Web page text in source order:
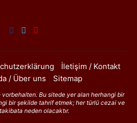
İletişim / Kontakt
/ Über uns
Sitemap
Bu sitede yer alan herhangi bir
bir şekilde tahrif etmek; her türlü cezai ve
neden olacaktır.